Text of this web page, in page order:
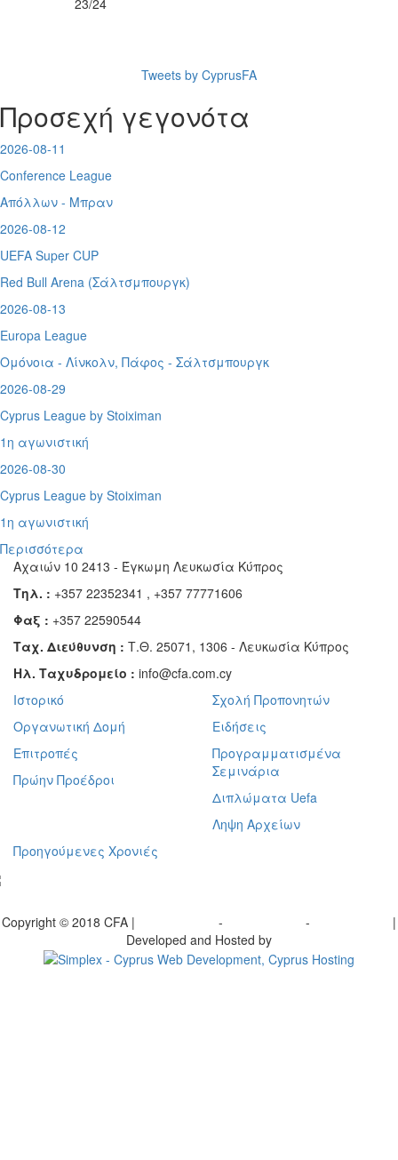
Tweets by CyprusFA
Προσεχή γεγονότα
2026-08-11
Conference League
Απόλλων - Μπραν
2026-08-12
UEFA Super CUP
Red Bull Arena (Σάλτσμπουργκ)
2026-08-13
Europa League
Ομόνοια - Λίνκολν, Πάφος - Σάλτσμπουργκ
2026-08-29
Cyprus League by Stoiximan
1η αγωνιστική
2026-08-30
Cyprus League by Stoiximan
1η αγωνιστική
Περισσότερα
Αχαιών 10 2413 - Έγκωμη Λευκωσία Κύπρος
Τηλ. : +357 22352341 , +357 77771606
Φαξ : +357 22590544
Ταχ. Διεύθυνση : Τ.Θ. 25071, 1306 - Λευκωσία Κύπρος
Ηλ. Ταχυδρομείο : info@cfa.com.cy
Ιστορικό
Οργανωτική Δομή
Επιτροπές
Πρώην Προέδροι
Σχολή Προπονητών
Ειδήσεις
Προγραμματισμένα
Σεμινάρια
Διπλώματα Uefa
Ληψη Αρχείων
Προηγούμενες Χρονιές
Copyright © 2018 CFA | - -
|
Developed and Hosted by